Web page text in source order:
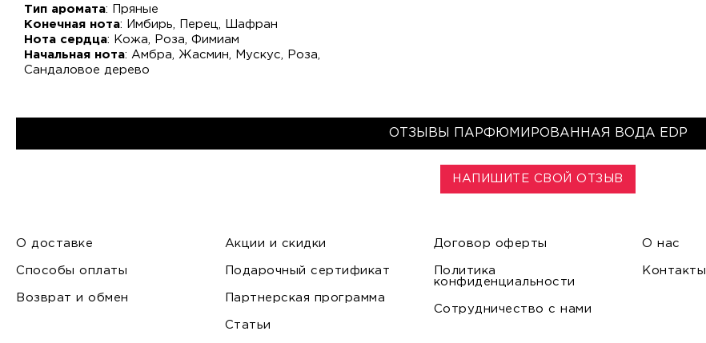
Тип аромата: Пряные
Конечная нота: Имбирь, Перец, Шафран
Нота сердца: Кожа, Роза, Фимиам
Начальная нота: Амбра, Жасмин, Мускус, Роза,
Сандаловое дерево
ОТЗЫВЫ ПАРФЮМИРОВАННАЯ ВОДА EDP
НАПИШИТЕ СВОЙ ОТЗЫВ
О доставке
Способы оплаты
Возврат и обмен
Акции и скидки
Подарочный сертификат
Партнерская программа
Статьи
Договор оферты
Политика
конфиденциальности
Сотрудничество с нами
О нас
Контакты